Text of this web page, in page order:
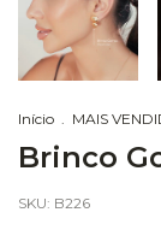
Início . MAIS
Brinco
SKU: B226